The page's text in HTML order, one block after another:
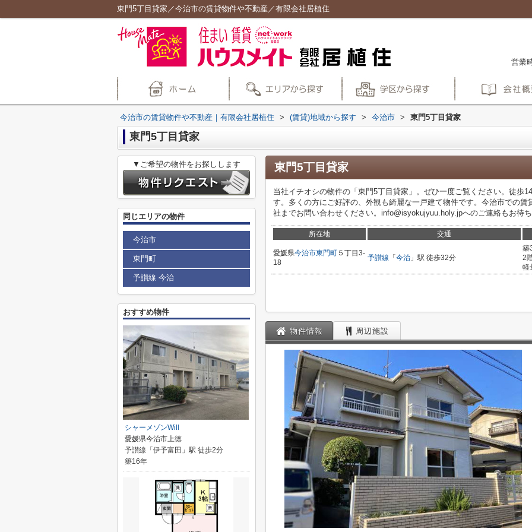
東門5丁目貸家／今治市の賃貸物件や不動産／有限会社居植住
営業
今治市の賃貸物件や不動産｜有限会社居植住 > (賃貸)地域から探す > 今治市 > 東門5丁目貸家
東門5丁目貸家
東門5丁目貸家
当社イチオシの物件の「東門5丁目貸家」。ぜひ一度ご覧ください。徒歩
す。多くの方にご好評の、外観も綺麗な一戸建て物件です。今治市での賃
社までお問い合わせください。info@isyokujyuu.holy.jpへのご連絡もお待
所在地 交通
愛媛県今治市東門町 ５丁目3-
18
予讃線 「 今治 」駅 徒歩32分
築
2
軽
物件情報 周辺施設
▼ご希望の物件をお探しします
同じエリアの物件
今治市
東門町
予讃線 今治
おすすめ物件
シャーメゾンWill
愛媛県今治市上徳
予讃線「伊予富田」駅 徒歩2分
築16年